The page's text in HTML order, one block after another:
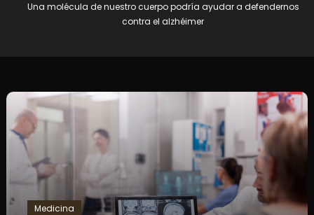
Una molécula de nuestro cuerpo podría ayudar a defendernos
contra el alzhéimer
Medicina